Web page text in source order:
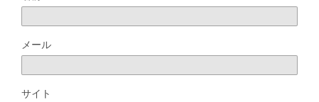
メール
サイト